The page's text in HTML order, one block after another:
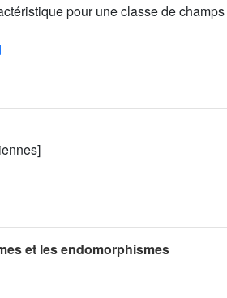
pour une classe de champs
et les endomorphismes